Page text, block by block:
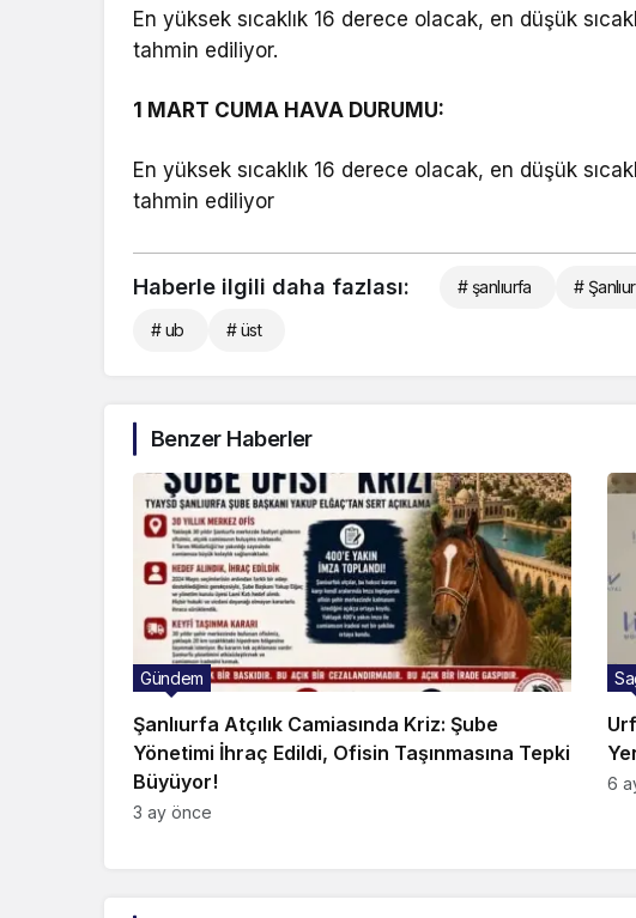
En yüksek sıcaklık 16 derece olacak, en düşük
tahmin ediliyor.
1 MART CUMA HAVA DURUMU:
En yüksek sıcaklık 16 derece olacak, en düşük
tahmin ediliyor
Haberle ilgili daha fazlası: # şanlıurfa #
# ub # üst
Benzer Haberler
Şanlıurfa Atçılık Camiasında Kriz: Şube
Yönetimi İhraç Edildi, Ofisin Taşınmasına Tepki
Büyüyor!
Gündem
3 ay önce
6